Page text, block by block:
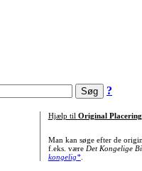
?
Hjælp til Original Placering
Man kan søge efter de
f.eks. være Det Kongelige
kongelig*.